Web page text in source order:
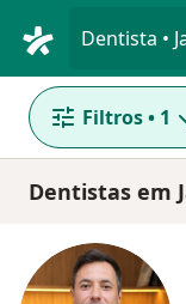
Filtros• 1
Dentistas em